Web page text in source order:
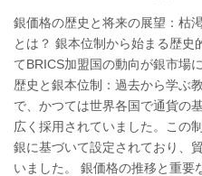
銀価格の歴史と将来の展望：枯
とは？ 銀本位制から始まる歴史
てBRICS加盟国の動向が銀市場
歴史と銀本位制：過去から学ぶ
で、かつては世界各国で通貨の
広く採用されていました。この
銀に基づいて設定されており、
いました。 銀価格の推移と重